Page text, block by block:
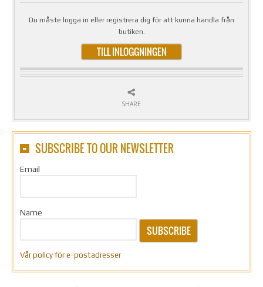
Du måste logga in eller registrera dig för att kunna handla från
butiken.
TILL INLOGGNINGEN
SHARE
SUBSCRIBE TO OUR NEWSLETTER
Email
Name
SUBSCRIBE
Vår policy för e-postadresser